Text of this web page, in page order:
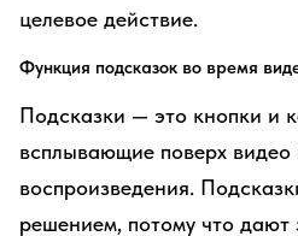
целевое действие.
Функция подсказок во время
Подсказки — это кнопки и
всплывающие поверх видео
воспроизведения.
решением, потому что дают